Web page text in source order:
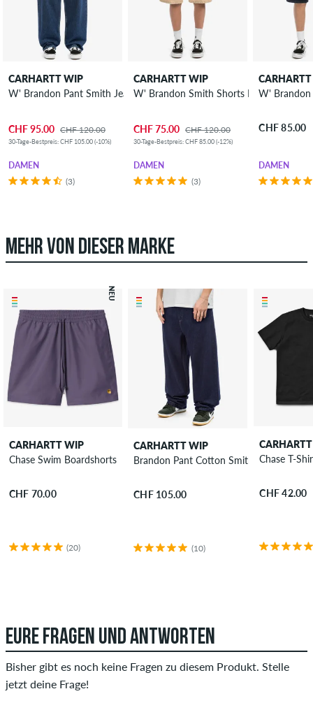
CARHARTT WIP
W' Brandon Pant Smith Jeans Damen
CHF 95.00 CHF 120.00
30-Tage-Bestpreis: CHF 105.00 (-10%)
DAMEN
(3)
CARHARTT WIP
W' Brandon Smith Shorts Damen
CHF 75.00 CHF 120.00
30-Tage-Bestpreis: CHF 85.00 (-12%)
DAMEN
(3)
CHF 85.00
DAMEN
MEHR VON DIESER MARKE
NEU
CARHARTT WIP
Chase Swim Boardshorts
CHF 70.00
(20)
CARHARTT WIP
Brandon Pant Cotton Smith Jeans
CHF 105.00
(10)
Chase T-
CHF 42.00
EURE FRAGEN UND ANTWORTEN
Bisher gibt es noch keine Fragen zu diesem Produkt. Stelle
jetzt deine Frage!